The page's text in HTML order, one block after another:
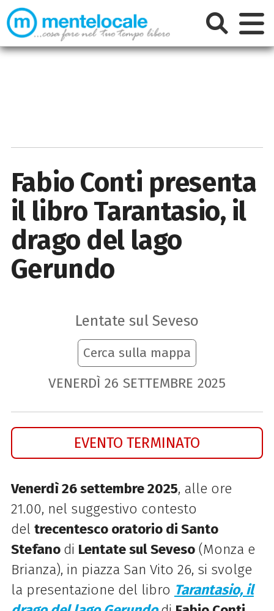
Fabio Conti presenta
il libro Tarantasio, il
drago del lago
Gerundo
Lentate sul Seveso
Cerca sulla mappa
VENERDÌ 26 SETTEMBRE 2025
EVENTO TERMINATO
Venerdì 26 settembre 2025, alle ore
21.00, nel suggestivo contesto
del trecentesco oratorio di Santo
Stefano di Lentate sul Seveso(Monza e
Brianza), in piazza San Vito 26, si svolge
la presentazione del libro Tarantasio, il